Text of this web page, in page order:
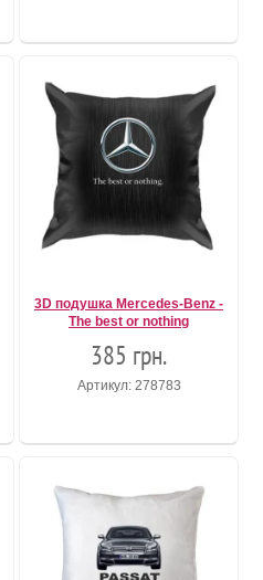
3D подушка Mercedes-Benz -
The best or nothing
385 грн.
Артикул: 278783